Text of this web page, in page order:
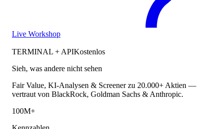
Live Workshop
TERMINAL + APIKostenlos
Sieh, was andere nicht sehen
Fair Value, KI-Analysen & Screener zu 20.000+ Aktien —
vertraut von BlackRock, Goldman Sachs & Anthropic.
100M+